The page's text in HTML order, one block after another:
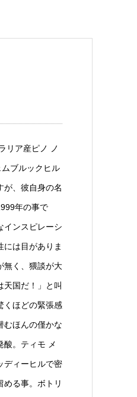
リア産ピノ ノ
ブルックヒル
が、彼自身の名
年の事で
インスピレーシ
には目がありま
無く、猥談が大
国だ！」と叫
くほどの緊張感
むほんの僅かな
酸。ティモ メ
ディーヒルで密
る事。ボトリ